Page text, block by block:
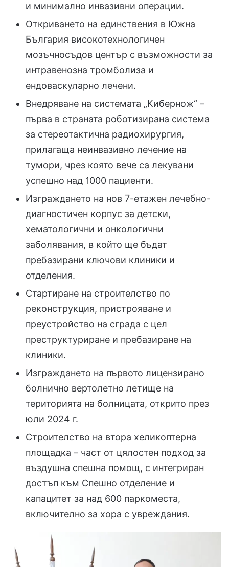
и минимално инвазивни операции.
Откриването на единствения в Южна
България високотехнологичен
мозъчносъдов център с възможности за
интравенозна тромболиза и
ендоваскуларно лечени.
Внедряване на системата „Кибернож“ –
първа в страната роботизирана система
за стереотактична радиохирургия,
прилагаща неинвазивно лечение на
тумори, чрез която вече са лекувани
успешно над 1000 пациенти.
Изграждането на нов 7-етажен лечебно-
диагностичен корпус за детски,
хематологични и онкологични
заболявания, в който ще бъдат
пребазирани ключови клиники и
отделения.
Стартиране на строителство по
реконструкция, пристрояване и
преустройство на сграда с цел
преструктуриране и пребазиране на
клиники.
Изграждането на първото лицензирано
болнично вертолетно летище на
територията на болницата, открито през
юли 2024 г.
Строителство на втора хеликоптерна
площадка – част от цялостен подход за
въздушна спешна помощ, с интегриран
достъп към Спешно отделение и
капацитет за над 600 паркоместа,
включително за хора с увреждания.